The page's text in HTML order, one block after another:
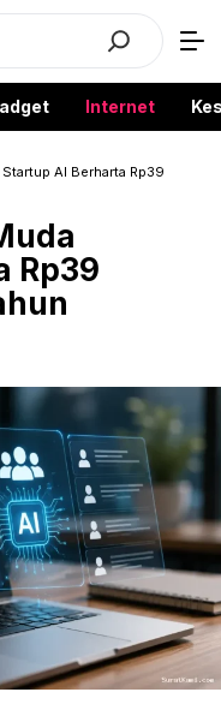
Internet
AI Berharta Rp39
Rp39